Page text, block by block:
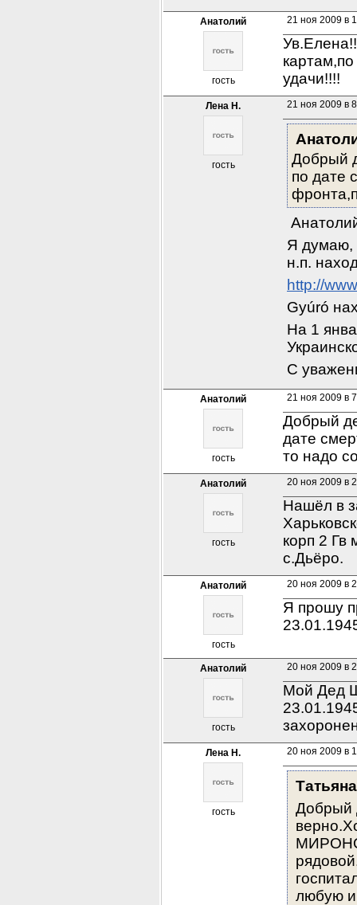
Анатолий
гость
21 ноя 2009 в
удачи!!!!
Лена Н.
гость
21 ноя 2009 в
Добрый
по дате
Я думаю,
н.п.
http://
Gyúró
На 1
С
Анатолий
гость
21 ноя 2009 в
Добрый
дате
то надо
Анатолий
гость
20 ноя 2009 в
Нашёл в
корп 2 Гв
с.Дьёро.
Анатолий
гость
20 ноя 2009 в
Я прошу
Анатолий
гость
20 ноя 2009 в
Мой Дед
Лена Н.
гость
20 ноя 2009 в
Татьяна
Добрый
любую